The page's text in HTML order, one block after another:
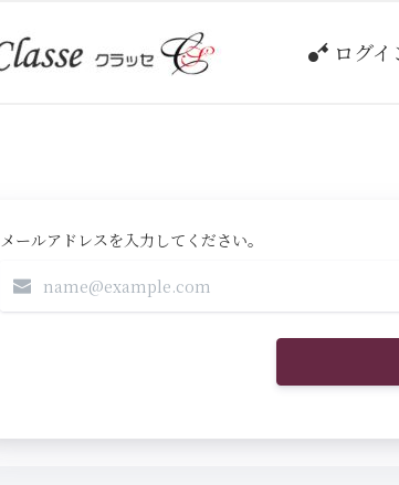
ログイ
メールアドレスを入力してください。